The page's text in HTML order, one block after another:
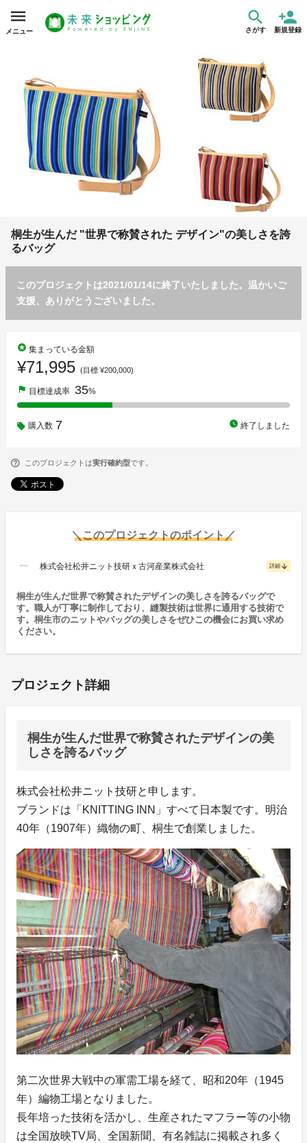
メニュー さがす 新規登録
桐生が生んだ "世界で称賛された デザイン"の美しさを誇
るバッグ
このプロジェクトは2021/01/14に終了いたしました。温かいご
支援、ありがとうございました。
stars 集まっている金額
¥71,995 (目標 ¥200,000)
flag 目標達成率 35%
購入数 7 watch_later 終了しました
このプロジェクトは実行確約型です。
＼このプロジェクトのポイント／
株式会社松井ニット技研ｘ古河産業株式会社 詳細 arrow_downward
桐生が生んだ世界で称賛されたデザインの美しさを誇るバッグで
す。職人が丁寧に制作しており、縫製技術は世界に通用する技術で
す。桐生市のニットやバッグの美しさをぜひこの機会にお買い求め
ください。
プロジェクト詳細
桐生が生んだ世界で称賛されたデザインの美
しさを誇るバッグ
株式会社松井ニット技研と申します。
ブランドは「KNITTING INN」すべて日本製です。明治
40年（1907年）織物の町、桐生で創業しました。
第二次世界大戦中の軍需工場を経て、昭和20年（1945
年）編物工場となりました。
長年培った技術を活かし、生産されたマフラー等の小物
は全国放映TV局、全国新聞、有名雑誌に掲載され多く